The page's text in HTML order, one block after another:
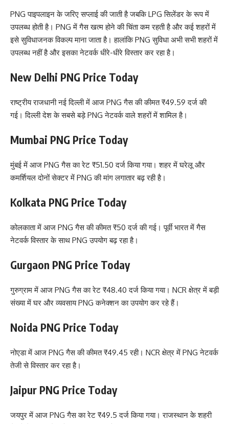
PNG पाइपलाइन के जरिए सप्लाई की जाती है जबकि LPG सिलेंडर के रूप में
उपलब्ध होती है। PNG में गैस खत्म होने की चिंता कम रहती है और कई शहरों में
इसे सुविधाजनक विकल्प माना जाता है। हालांकि PNG सुविधा अभी सभी शहरों में
उपलब्ध नहीं है और इसका नेटवर्क धीरे-धीरे विस्तार कर रहा है।
New Delhi PNG Price Today
राष्ट्रीय राजधानी नई दिल्ली में आज PNG गैस की कीमत ₹49.59 दर्ज की
गई। दिल्ली देश के सबसे बड़े PNG नेटवर्क वाले शहरों में शामिल है।
Mumbai PNG Price Today
मुंबई में आज PNG गैस का रेट ₹51.50 दर्ज किया गया। शहर में घरेलू और
कमर्शियल दोनों सेक्टर में PNG की मांग लगातार बढ़ रही है।
Kolkata PNG Price Today
कोलकाता में आज PNG गैस की कीमत ₹50 दर्ज की गई। पूर्वी भारत में गैस
नेटवर्क विस्तार के साथ PNG उपयोग बढ़ रहा है।
Gurgaon PNG Price Today
गुरुग्राम में आज PNG गैस का रेट ₹48.40 दर्ज किया गया। NCR क्षेत्र में बड़ी
संख्या में घर और व्यवसाय PNG कनेक्शन का उपयोग कर रहे हैं।
Noida PNG Price Today
नोएडा में आज PNG गैस की कीमत ₹49.45 रही। NCR क्षेत्र में PNG नेटवर्क
तेजी से विस्तार कर रहा है।
Jaipur PNG Price Today
जयपुर में आज PNG गैस का रेट ₹49.5 दर्ज किया गया। राजस्थान के शहरी